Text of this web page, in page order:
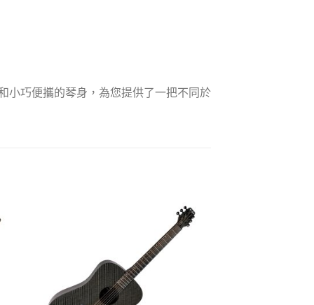
小巧便攜的琴身，為您提供了一把不同於